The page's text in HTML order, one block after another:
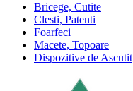
Bricege, Cutite
Clesti, Patenti
Foarfeci
Macete, Topoare
Dispozitive de Ascutit